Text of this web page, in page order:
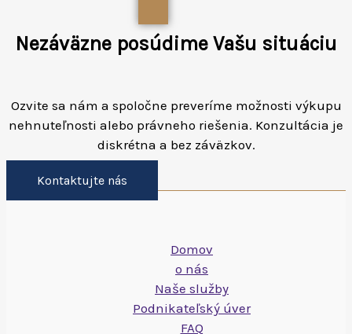
Nezáväzne posúdime Vašu situáciu
Ozvite sa nám a spoločne preveríme možnosti výkupu
nehnuteľnosti alebo právneho riešenia. Konzultácia je
diskrétna a bez záväzkov.
Kontaktujte nás
Domov
o nás
Naše služby
Podnikateľský úver
FAQ